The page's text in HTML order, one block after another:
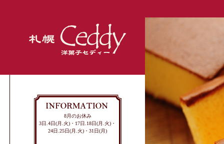
8月のお休み
3日.4日(月.火)・17日.18日(月.火)・
24日.25日(月.火)・31日(月)